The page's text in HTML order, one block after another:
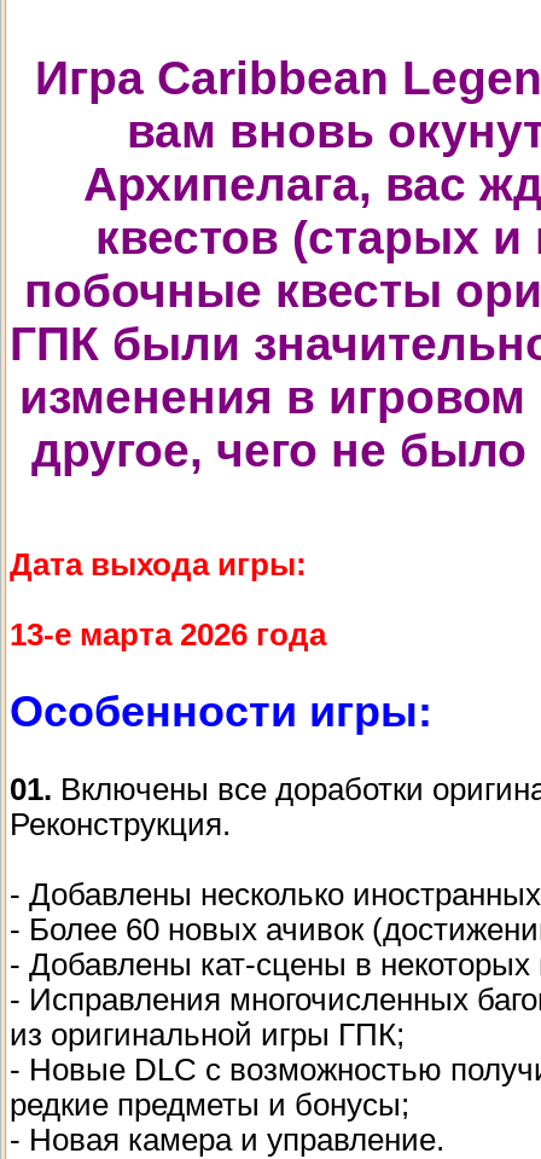
Игра Caribbean
вам вновь
Архипелага, вас
квестов (старых
побочные квесты
ГПК были
изменения в
другое, чего не
Дата выхода игры:
13-е марта 2026 года
Особенности игры:
01. Включены все доработки
Реконструкция.
- Добавлены несколько
- Более 60 новых ачивок
- Добавлены кат-сцены в некоторых
- Исправления многочисленных
из оригинальной игры ГПК;
- Новые DLC с возможностью
редкие предметы и бонусы;
- Новая камера и управление.